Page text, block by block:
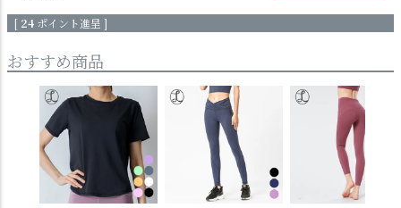
[ 24 ポイント進呈 ]
おすすめ商品